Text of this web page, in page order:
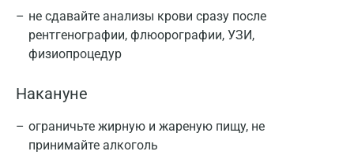
не сдавайте анализы крови сразу после
рентгенографии, флюорографии, УЗИ,
физиопроцедур
Накануне
ограничьте жирную и жареную пищу, не
принимайте алкоголь